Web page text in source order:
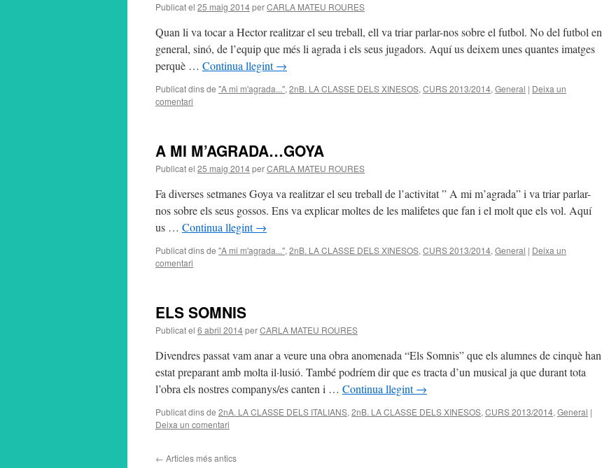
Publicat el 25 maig 2014perCARLA MATEU ROURES
Quan li va tocar a Hector realitzar el seu treball, ell va triar parlar-nos sobre el futbol. No del futbol en
general, sinó, de l’equip que més li agrada i els seus jugadors. Aquí us deixem unes quantes imatges
perquè … Continua llegint→
Publicat dins de "A mi m'agrada...", 2nB. LA CLASSE DELS XINESOS, CURS 2013/2014, General | Deixa un
comentari
A MI M’AGRADA…GOYA
Publicat el 25 maig 2014perCARLA MATEU ROURES
Fa diverses setmanes Goya va realitzar el seu treball de l’activitat ” A mi m’agrada” i va triar parlar-
nos sobre els seus gossos. Ens va explicar moltes de les malifetes que fan i el molt que els vol. Aquí
us … Continua llegint→
Publicat dins de "A mi m'agrada...", 2nB. LA CLASSE DELS XINESOS, CURS 2013/2014, General | Deixa un
comentari
ELS SOMNIS
Publicat el 6 abril 2014perCARLA MATEU ROURES
Divendres passat vam anar a veure una obra anomenada “Els Somnis” que els alumnes de cinquè han
estat preparant amb molta il·lusió. També podríem dir que es tracta d’un musical ja que durant tota
l’obra els nostres companys/es canten i … Continua llegint→
Publicat dins de 2nA. LA CLASSE DELS ITALIANS, 2nB. LA CLASSE DELS XINESOS, CURS 2013/2014, General |
Deixa un comentari
← Articles més antics